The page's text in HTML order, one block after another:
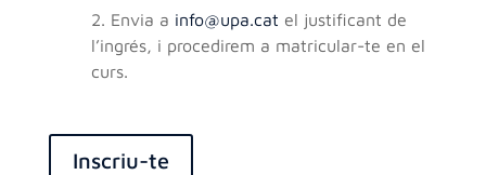
2. Envia a info@upa.cat el justificant de
l’ingrés, i procedirem a matricular-te en el
curs.
Inscriu-te